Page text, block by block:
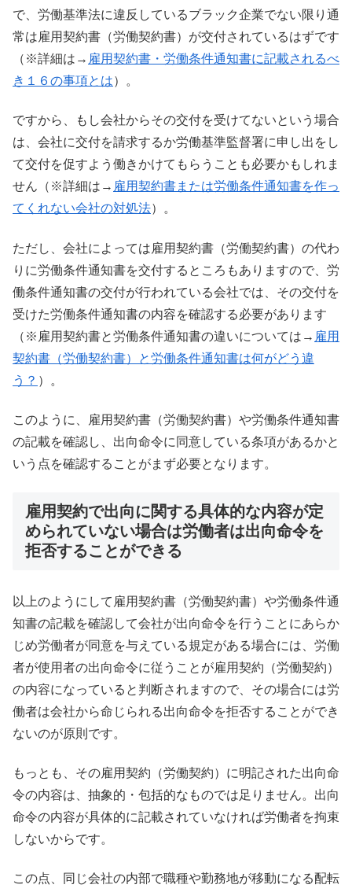
で、労働基準法に違反しているブラック企業でない限り通
常は雇用契約書（労働契約書）が交付されているはずです
（※詳細は→ 雇用契約書・労働条件通知書に記載されるべ
き１６の事項とは）。
ですから、もし会社からその交付を受けてないという場合
は、会社に交付を請求するか労働基準監督署に申し出をし
て交付を促すよう働きかけてもらうことも必要かもしれま
せん（※詳細は→ 雇用契約書または労働条件通知書を作っ
てくれない会社の対処法）。
ただし、会社によっては雇用契約書（労働契約書）の代わ
りに労働条件通知書を交付するところもありますので、労
働条件通知書の交付が行われている会社では、その交付を
受けた労働条件通知書の内容を確認する必要があります
（※雇用契約書と労働条件通知書の違いについては→ 雇用
契約書（労働契約書）と労働条件通知書は何がどう違
う？ ）。
このように、雇用契約書（労働契約書）や労働条件通知書
の記載を確認し、出向命令に同意している条項があるかと
いう点を確認することがまず必要となります。
雇用契約で出向に関する具体的な内容が定
められていない場合は労働者は出向命令を
拒否することができる
以上のようにして雇用契約書（労働契約書）や労働条件通
知書の記載を確認して会社が出向命令を行うことにあらか
じめ労働者が同意を与えている規定がある場合には、労働
者が使用者の出向命令に従うことが雇用契約（労働契約）
の内容になっていると判断されますので、その場合には労
働者は会社から命じられる出向命令を拒否することができ
ないのが原則です。
もっとも、その雇用契約（労働契約）に明記された出向命
令の内容は、抽象的・包括的なものでは足りません。出向
命令の内容が具体的に記載されていなければ労働者を拘束
しないからです。
この点、同じ会社の内部で職種や勤務地が移動になる配転